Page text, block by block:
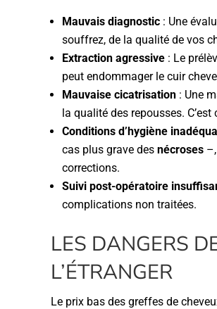
Mauvais diagnostic : Une
souffrez, de la qualité de vos
Extraction agressive : Le
peut endommager le cuir
Mauvaise cicatrisation : Une
la qualité des repousses. C’est
Conditions d’hygiène
cas plus grave des nécroses
corrections.
Suivi post-opératoire
complications non traitées.
LES DANGERS
L’ÉTRANGER
Le prix bas des greffes de